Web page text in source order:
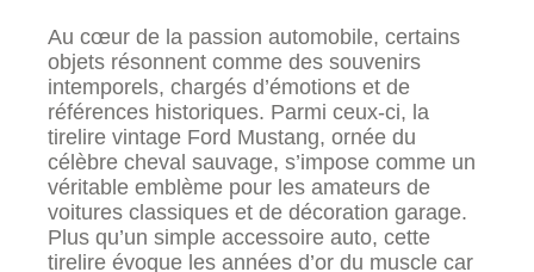
Au cœur de la passion automobile, certains
objets résonnent comme des souvenirs
intemporels, chargés d’émotions et de
références historiques. Parmi ceux-ci, la
tirelire vintage Ford Mustang, ornée du
célèbre cheval sauvage, s’impose comme un
véritable emblème pour les amateurs de
voitures classiques et de décoration garage.
Plus qu’un simple accessoire auto, cette
tirelire évoque les années d’or du muscle car